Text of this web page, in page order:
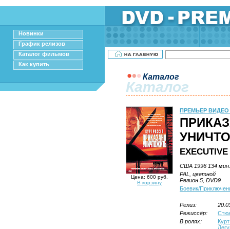
Новинки
График релизов
Каталог фильмов
Как купить
Каталог
Каталог
Цена: 600 руб.
В корзину
ПРЕМЬЕР
США 1996 134 мин.
PAL, цветной
Регион 5, DVD9
Боевик/
Релиз:
Режиссёр:
В ролях: